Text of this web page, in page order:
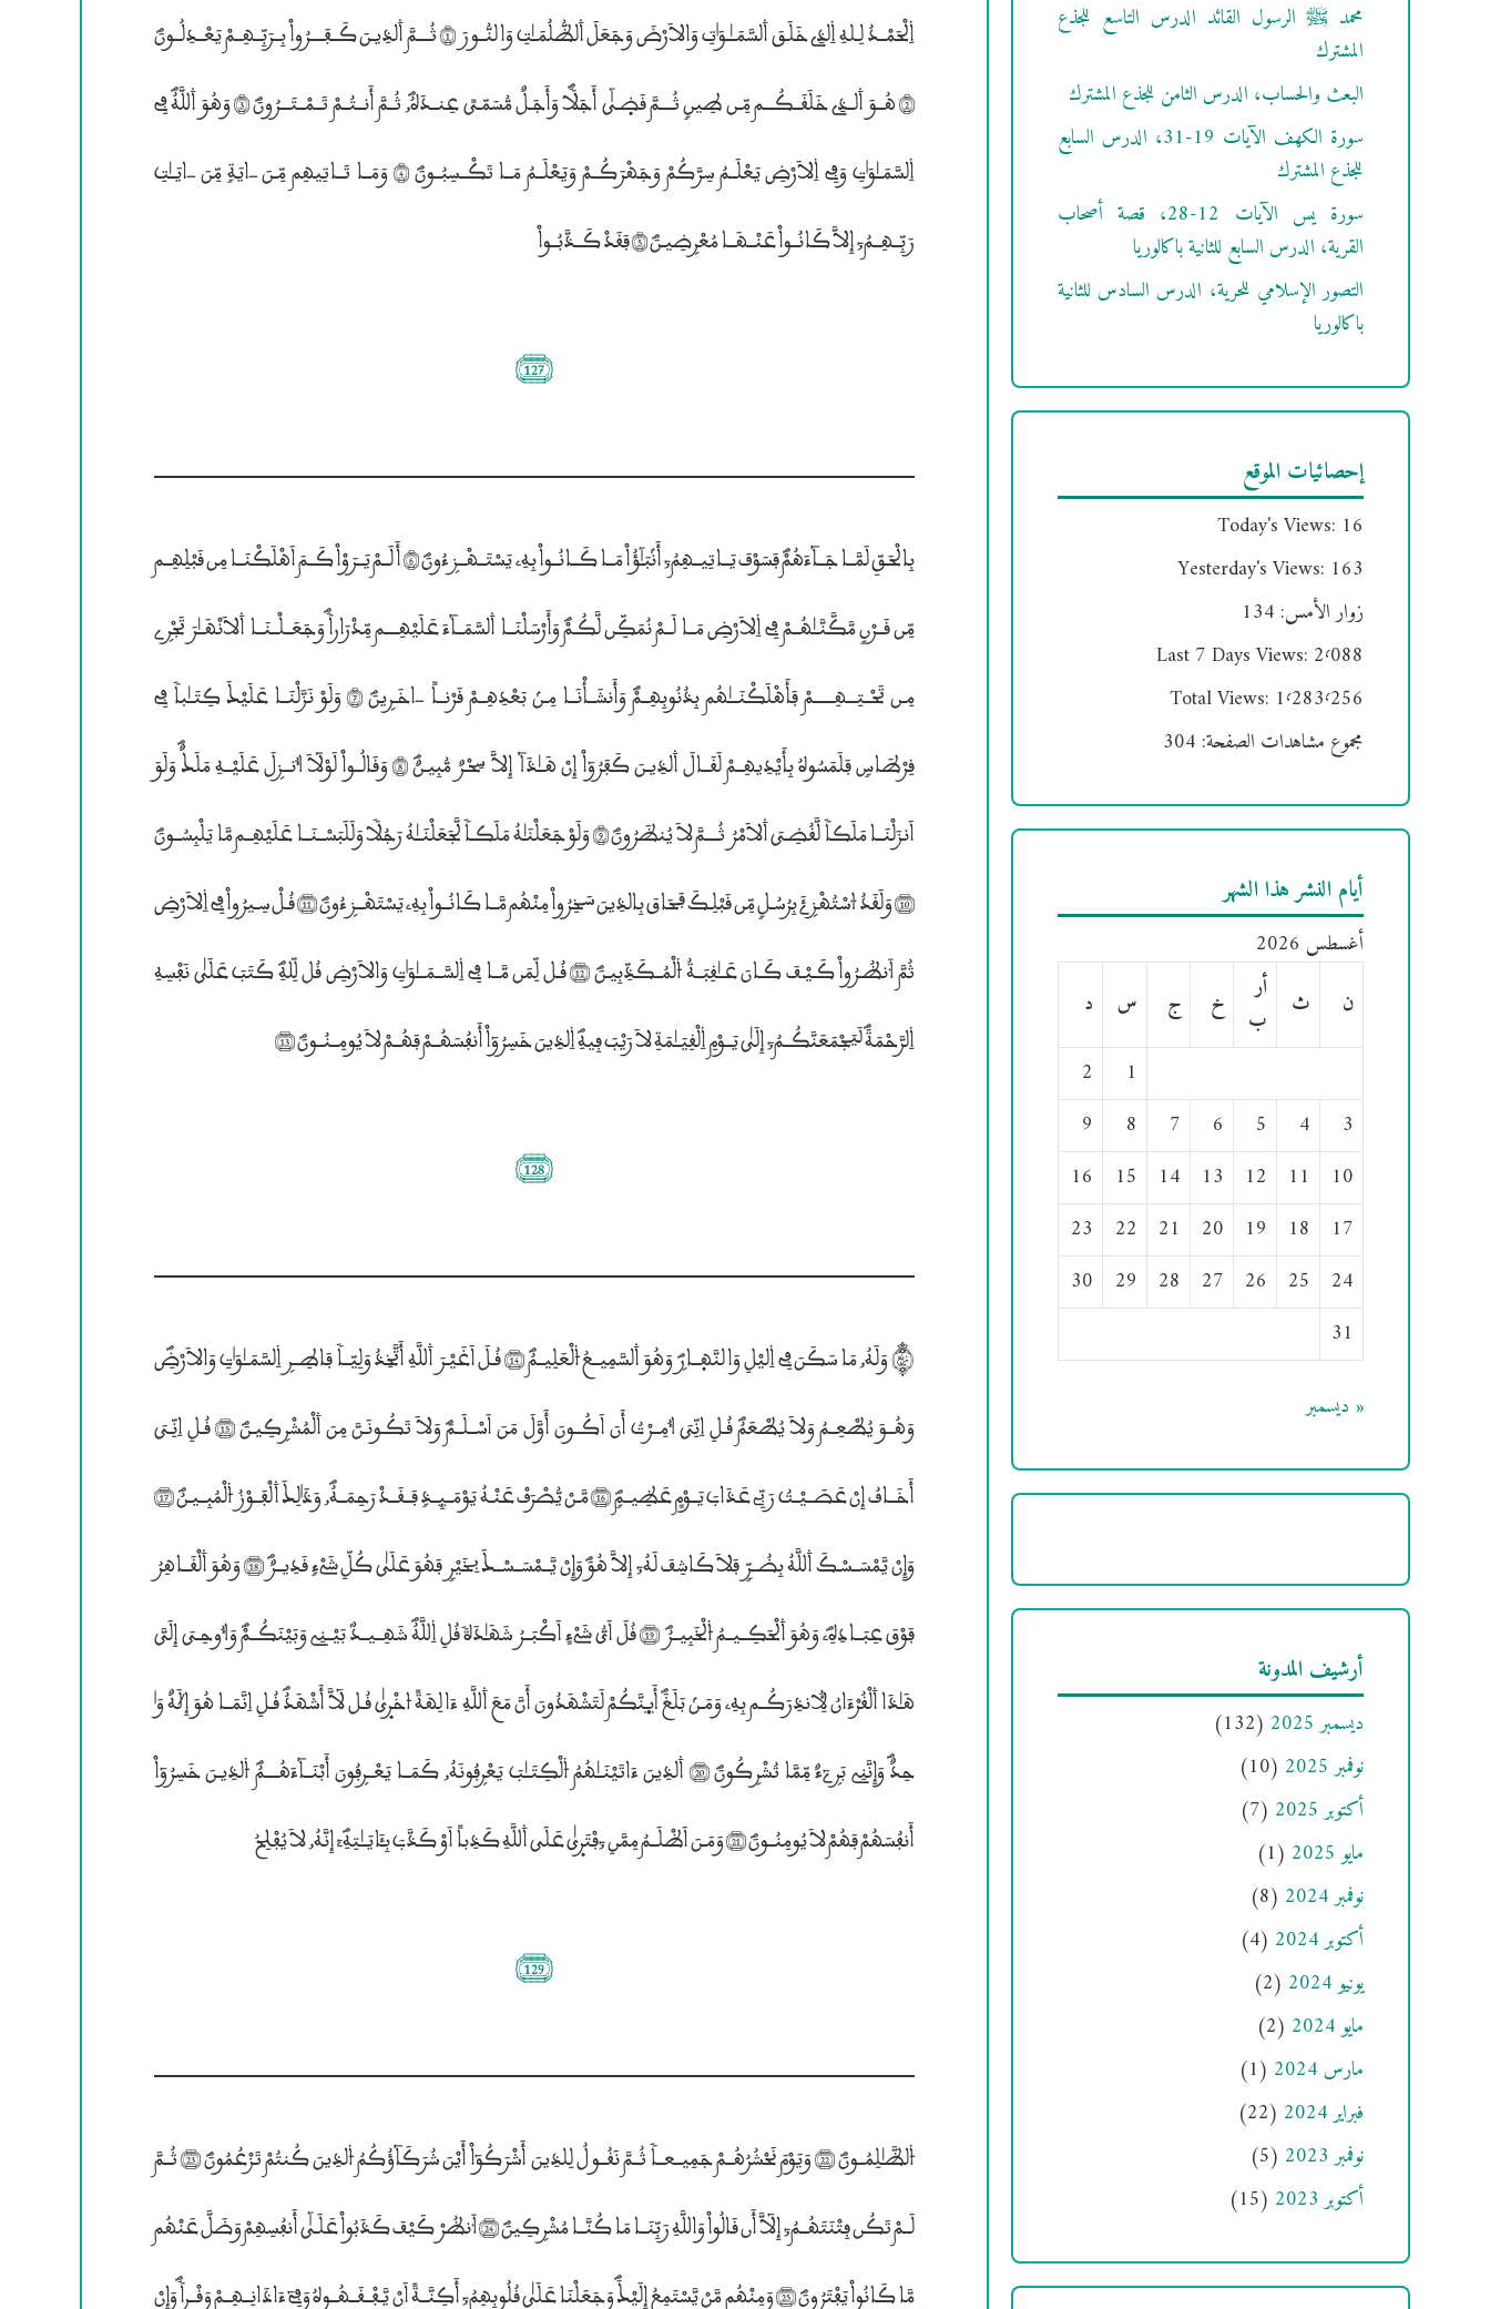
۱لْحَمْــدُ لِـلهِ ۱ﻟ﮲ خَلَـقَ ۰لسَّمَــٰـوَ؛تِ وَالاَرْضَ وَجَعَلَ ۰لظُّلُمَــٰــتِ وَالنُّــورَ (1) ثُــــمَّ ۰لذِيـنَ كَــفَــــرُواْ بِــرَبِّــهِــمْ يَعْــدِلُــونَؐ
(2) هُــوَ ۰ﻟــ﮲ خَلَقَــكُـــم مِّـن طِينٍ ثُــــمَّ قَضۭـيٰٓ أَجَلًؐا وَأَجَـلٌ مُّسَمّـيٗ عِنــدَهُؐ, ثُــمَّ أَنــتُــمْ تَــمْــتَـــرُونَؐ (3) وَهُوَ ۰للَّهُؐ فِى
۱لسَّمَــٰوَ؛تتتِ وَفِى ۱لاَرْضِ يَعْلَــمُ سِرَّكُمْ وَجَهْرَكُــمْ وَيَعْلَــمُ مَــا تَكْــسِبُــونَؐ (4) وَمَــا تَــاتِيهِم مِّـنَ —ايَةٍ مِّنَ —ايَــٰــتِ
رَبِّــهِــمُ; إِلاَّ كَانُــواْ عَنْــهَــا مُعْرۣضِيـنَؐ (5) فَقَدْ كَــذَّبُــواْ
(127)
بِالْحَـقِّ لَمَّــا جَــآءَهُمْؐ فَسَوْفَ يَــاتِيــهِمُ; أَنۢبَـٰٓؤُاْ مَــا كَــانُــواْ بِهِ” يَسْتَــهْــزۣءُونَؐ (6) أَلَــمْ يَــرَوْاْ كَــمَ اَهْلَكْنَــا مِن قَبْلِهِــم
مِّن قَــرْنٍ مَّكَّنَّــٰهُــمْ فِى ۱لاَرْضِ مَــا لَــمْ نُمَكِّن لَّكُـمْؐ وَأَرْسَلْنَــا ۰لسَّمَــآءَ عَلَيْهِــــم مِّدْرَاراًؐ وَجَعَــلْــنَــا ۰لاَنْهَــٰرَ تَجْرۣى
مِـن تَحْــتِـــهِــــــمْ فَأَهْلَكْنَـــٰهُم بِذُنُوبِهِــمْؐ وَأَنشَــأْنَــا مِـنۢ بَعْدِهِــمْ قَرْنــاٗ —اخَـرۣينَؐ (7) وَلَوْ نَزَّلْنَــا عَلَيْــكَ كِتَــٰباً فِى
قِرْطَاسٍ فَلَمَسُوهُ بِأَيْدِيهِــمْ لَقَــالَ ۰لذِيـنَ كَفَرُوٓاْ إِنْ هَــٰذَآ إِلاَّ سِحْـرٌ مُّبِيـنٌؐ (8) وَقَالُــواْ لَوْلآَ ٱُنــزۣلَ عَلَيْــهِ مَلَــكٌؐ وَلَوَ
اَنزَلْنَــا مَلَكاً لَّقُضِـيَ ۰لاَمْرُ ثُــــمَّ لاَ يُنظَرُونَؐ (9) وَلَوْ جَعَلْنَـٰهُ مَلَكـاً لَّجَعَلْنَــٰهُ رَجُلًا وَلَلَبَسْــنَــا عَلَيْهِــم مَّا يَلْبِسُــونَؐ
(10) وَلَقَدُ ۶سْتُهْزۣىَٔ بِرُسُـلٍ مِّن قَبْلِـكَ فَحَاقَ بِالذِينَ سَخِرُواْ مِنْهُم مَّــا كَانُــواْ بِهِ” يَسْتَهْــزۣءُونَؐ (11) قُـلْ سِـيرُواْ فِى ۱لاَرْضِ
ثُمَّ ۸نظُـرُواْ كَـيْـفَ كَـانَ عَــٰقِبَــةُ ۴لْمُــكَذِّبِيـنَؐ (12) قُـل لِّمَن مَّــا فِى ۱لسَّــمَـــٰوَ؛تتتِ وَالاَرْضِ قُل لِّلهِؐ كَتَــبَ عَلَيٰ نَفْسِهِ
۱لرَّحْمَةَؐ ڤَيَجْمَعَنَّكُــمُ; إِلَيٰ يَــوْمِ ۱لْقِيَــٰمَةِ لاَ رَيْبَ فِيهِؐ ۱لذِينَ خَسِرُوٓاْ أَنفُسَهُــمْ فَهُــمْ لاَ يُومِــنُــونَؐ (13)
(128)
© وَلَهُ„ مَا سَكَنَ فِى ۱ليْلِ وَالنَّهۭــارۣؐ وَهُوَ ۰لسَّمِيــعُ ۴لْعَلِيــمُؐ (14) قُـلَ اَغَيْـرَ ۰للَّهِ أَتَّخِذُ وَلِيّــاً فَاطِــرۣ ۱لسَّمَــٰوَ؛تتتِ وَالاَرْضِؐ
وَهُــوَ يُطْعِــمُ وَلاَ يُطْعَمُؐ قُـلِ اِنِّيَ ٱُمِــرْتتتُ أَنَ اَكُــونَ أَوَّلَ مَنَ اَسْــلَــمَؐ وَلاَ تَكُـونَـنَّ مِنَ ۰لْمُشْرۣكِيـنَؐ (15) قُـلِ اِنِّـيَ
أَخَــافُ إِنْ عَصَــيْــــتُ رَبِّى عَذَابببَ يَــوْمٖ عَظِيــمٍؐ (16) مَّـنْ يُّصْرَفْ عَنْـهُ يَوْمَــئِــذٍ فَــقَــدْ رَحِمَــهُؐ, وَذَ؛لِــكَ ۰لْفَــوْزُ ۴لْمُبِــيـنُؐ (17)
وَإِنْ يَّمْسَــسْـكَ ۰للَّهُ بِضُــرٍّ فَلاَ كَاشِفَ لَهُ; إِلاَّ هُوَؐ وَإِنْ يَّــمْسَــسْــــكَ بِخَيْرٍ فَهُوَ عَلَيٰ كُلِّ شَيْءٍ قَدِيــرٌؐ (18) وَهُوَ ۰لْقَــاهِرُ
فَوْقَ عِبَــادِهِؐ” وَهُوَ ۰لْحَكِــيــمُ ۴لْخَبِيــرُؐ (19) قُلَ اَيُّ شَيْءٖ اَكْبَــرُ شَهَـٰدَةً قُلِ ۱للَّهُؐ شَهِــيــدٛ بَيْــنِى وَبَيْنَكُــمْؐ وَٱُوحِـيَ إِلَيَّ
هَـٰذَا ۰لْقُرْءَانُ لُءِنذِرَكُــم بِهِ” وَمَـنۢ بَلَغَؐ أَئنَّكُمْ لَتَشْهَدُونَ أَنَّ مَعَ ۰للَّهِ ءَالِهَةٗ ۷خْرۭيٰ قُـل لٓاَّ أَشْهَدُؐ قُـلِ اِنَّمَــا هُوَ إِچَهٌ وَ؛
حِدٌؐ وَإِنَّنِى بَرۣىٓءٌ مِّمَّا تُشْرۣكُونَؐ (20) ۰لذِينَ ءَاتَيْنَــٰهُمُ ۴لْكِتَــٰــبَ يَعْرۣفُونَهُ„ كَمَــا يَعْــرۣفُونَ أَبْنَــآءَهُــــمُؐ ۴لذِيـنَ خَسِرُوٓاْ
أَنفُسَهُمْ فَهُمْ لاَ يُومِنُــونَؐ (21) وَمَـنَ اَظْلَــمُ مِمَّنِ ‘فْتَرۭيٰ عَلَي ۰للَّهِ كَذِباٗ اَوْ كَذَّبببَ بِـَٔايَــٰتِهِؐ“ إِنَّهُ„ لاَ يُفْلِحُ
(129)
۴لظَّـٰلِمُــونَؐ (22) وَيَوْمَ نَحْشُرُهُــمْ جَمِيــعــاً ثُــمَّ نَقُــولُ لِلذِينَ أَشْرَكُوٓاْ أَيْنَ شُرَكَآؤُكُمُ ۴لذِينَ كُنتُمْ تَزْعُمُونَؐ (23) ثُــمَّ
لَــمْ تَكُن فِتْنَتَهُــمُ; إِلٓاَّ أَن قَالُواْ وَاللَّهِ رَبِّنَــا مَا كُنَّــا مُشْرۣكِينَؐ (24) ۸نظُرْ كَيْفَ كَذَبُواْ عَلَـيٰٓ أَنفُسِهِمْ وَضَلَّ عَنْهُم
مَّا كَانُواْ يَفْتَرُونَؐ (25) وَمِنْهُم مَّنْ يَّسْتَمِعُ إِلَيْــكَؐ وَجَعَلْنَا عَلَيٰ قُلُوبِهِمُ; أَكِنَّــةٗ اَنْ يَّـفْــقَــهُــوهُ وَفِىٓ ءَاذَانِــهِــمْ وَقْــراًؐ وَإِنْ
محمد ﷺ الرسول القائد الدرس التاسع للجذع
المشترك
البعث والحساب، الدرس الثامن للجذع المشترك
سورة الكهف الآيات 19-31، الدرس السابع
للجذع المشترك
سورة يس الآيات 12-28، قصة أصحاب
القرية، الدرس السابع للثانية باكالوريا
التصور الإسلامي للحرية، الدرس السادس للثانية
باكالوريا
إحصائيات الموقع
Today's Views: 16
Yesterday's Views: 163
زوار الأمس: 134
Last 7 Days Views: 2٬088
Total Views: 1٬283٬256
مجموع مشاهدات الصفحة: 304
أيام النشر هذا الشهر
أغسطس 2026
ن
ث
أر
ب
خ ج س
د
1
2
3
4
5
6
7
8
9
10
11
12
13
14
15
16
17
18
19
20
21
22
23
24
25
26
27
28
29
30
31
« ديسمبر
أرشيف المدونة
ديسمبر 2025
(132)
نوفمبر 2025
(10)
أكتوبر 2025
(7)
مايو 2025
(1)
نوفمبر 2024
(8)
أكتوبر 2024
(4)
يونيو 2024
(2)
مايو 2024
(2)
مارس 2024
(1)
فبراير 2024
(22)
نوفمبر 2023
(5)
أكتوبر 2023
(15)